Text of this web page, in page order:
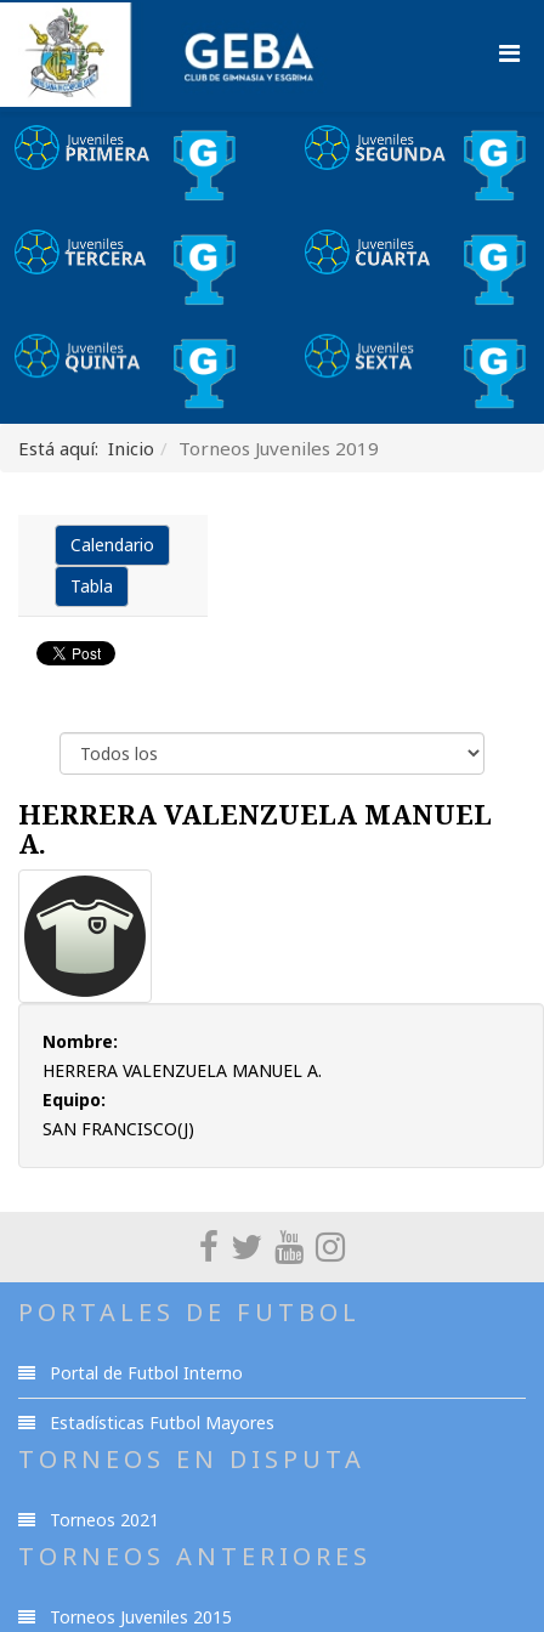
Está aquí: Inicio Torneos Juveniles 2019
Calendario
Tabla
HERRERA VALENZUELA MANUEL
A.
Nombre:
HERRERA VALENZUELA MANUEL A.
Equipo:
SAN FRANCISCO(J)
PORTALES DE FUTBOL
Portal de Futbol Interno
Estadísticas Futbol Mayores
TORNEOS EN DISPUTA
Torneos 2021
TORNEOS ANTERIORES
Torneos Juveniles 2015